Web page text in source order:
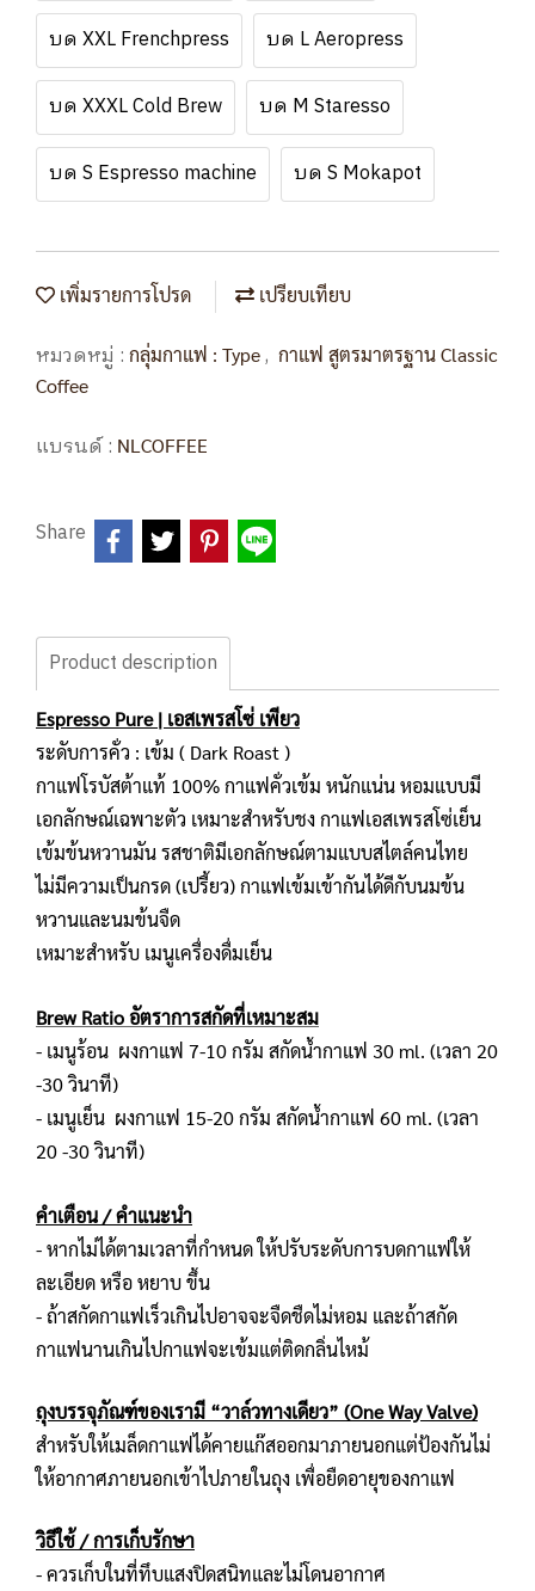
บด XXL Frenchpress บด L Aeropress
บด XXXL Cold Brew บด M Staresso
บด S Espresso machine บด S Mokapot
เพิ่มรายการโปรด เปรียบเทียบ
หมวดหมู่ : กลุ่มกาแฟ : Type, กาแฟ สูตรมาตรฐาน Classic
Coffee
แบรนด์ : NLCOFFEE
Share
Product description
Espresso Pure | เอสเพรสโซ่ เพียว
ระดับการคั่ว : เข้ม ( Dark Roast )
กาแฟโรบัสต้าแท้ 100% กาแฟคั่วเข้ม หนักแน่น หอมแบบมี
เอกลักษณ์เฉพาะตัว เหมาะสำหรับชง กาแฟเอสเพรสโซ่เย็น
เข้มข้นหวานมัน รสชาติมีเอกลักษณ์ตามแบบสไตล์คนไทย
ไม่มีความเป็นกรด (เปรี้ยว) กาแฟเข้มเข้ากันได้ดีกับนมข้น
หวานและนมข้นจืด
เหมาะสำหรับ เมนูเครื่องดื่มเย็น
Brew Ratio อัตราการสกัดที่เหมาะสม
- เมนูร้อน ผงกาแฟ 7-10 กรัม สกัดน้ำกาแฟ 30 ml. (เวลา 20
-30 วินาที)
- เมนูเย็น ผงกาแฟ 15-20 กรัม สกัดน้ำกาแฟ 60 ml. (เวลา
20 -30 วินาที)
คำเตือน / คำแนะนำ
- หากไม่ได้ตามเวลาที่กำหนด ให้ปรับระดับการบดกาแฟให้
ละเอียด หรือ หยาบ ขึ้น
- ถ้าสกัดกาแฟเร็วเกินไปอาจจะจืดชืดไม่หอม และถ้าสกัด
กาแฟนานเกินไปกาแฟจะเข้มแต่ติดกลิ่นไหม้
ถุงบรรจุภัณฑ์ของเรามี “วาล์วทางเดียว” (One Way Valve)
สำหรับให้เมล็ดกาแฟได้คายแก๊สออกมาภายนอกแต่ป้องกันไม่
ให้อากาศภายนอกเข้าไปภายในถุง เพื่อยืดอายุของกาแฟ
วิธีใช้ / การเก็บรักษา
- ควรเก็บในที่ทึบแสงปิดสนิทและไม่โดนอากาศ